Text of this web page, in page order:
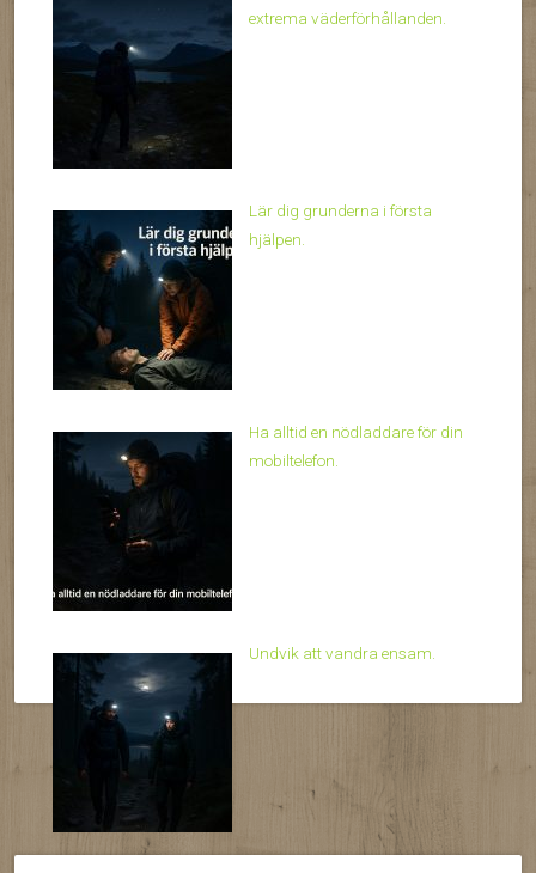
extrema väderförhållanden.
Lär dig grunderna i första
hjälpen.
Ha alltid en nödladdare för din
mobiltelefon.
Undvik att vandra ensam.